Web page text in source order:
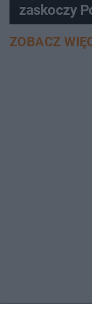
zaskoczy
ZOBACZ